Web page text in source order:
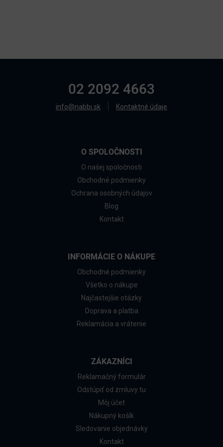
02 2092 4663
info@nabbi.sk Kontaktné údaje
O SPOLOČNOSTI
O našej spoločnosti
Obchodné podmienky
Ochrana osobných údajov
Blog
Kontakt
INFORMÁCIE O NÁKUPE
Obchodné podmienky
Všetko o nákupe
Najčastejšie otázky
Doprava a platba
Reklamácia a vrátenie
ZÁKAZNÍCI
Reklamačný formulár
Odstúpiť od zmluvy tu
Môj účet
Nákupný košík
Sledovanie objednávky
Kontakt